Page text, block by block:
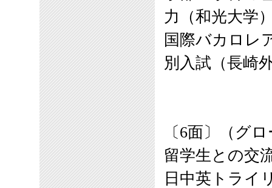
力（和光大学
国際バカロレ
別入試（長崎
〔6面〕（グ
留学生との交
日中英トライ